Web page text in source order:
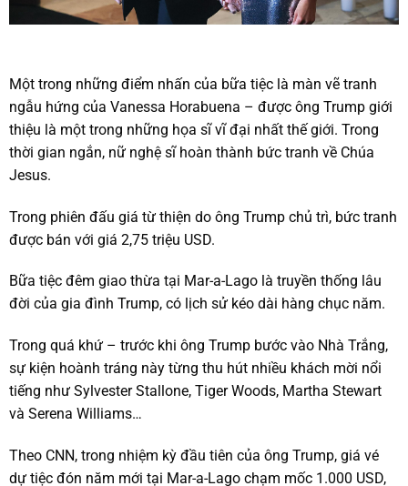
Một trong những điểm nhấn của bữa tiệc là màn vẽ tranh
ngẫu hứng của Vanessa Horabuena – được ông Trump giới
thiệu là một trong những họa sĩ vĩ đại nhất thế giới. Trong
thời gian ngắn, nữ nghệ sĩ hoàn thành bức tranh về Chúa
Jesus.
Trong phiên đấu giá từ thiện do ông Trump chủ trì, bức tranh
được bán với giá 2,75 triệu USD.
Bữa tiệc đêm giao thừa tại Mar-a-Lago là truyền thống lâu
đời của gia đình Trump, có lịch sử kéo dài hàng chục năm.
Trong quá khứ – trước khi ông Trump bước vào Nhà Trắng,
sự kiện hoành tráng này từng thu hút nhiều khách mời nổi
tiếng như Sylvester Stallone, Tiger Woods, Martha Stewart
và Serena Williams…
Theo CNN, trong nhiệm kỳ đầu tiên của ông Trump, giá vé
dự tiệc đón năm mới tại Mar-a-Lago chạm mốc 1.000 USD,